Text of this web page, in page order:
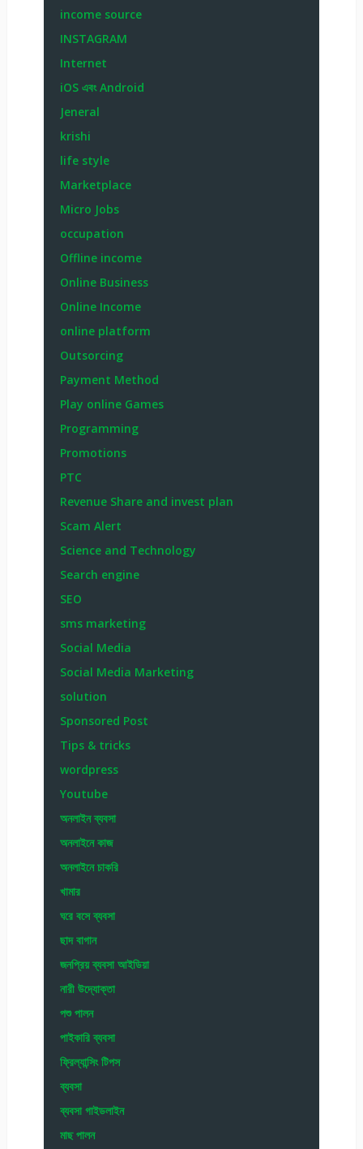
income source
INSTAGRAM
Internet
iOS এবং Android
Jeneral
krishi
life style
Marketplace
Micro Jobs
occupation
Offline income
Online Business
Online Income
online platform
Outsorcing
Payment Method
Play online Games
Programming
Promotions
PTC
Revenue Share and invest plan
Scam Alert
Science and Technology
Search engine
SEO
sms marketing
Social Media
Social Media Marketing
solution
Sponsored Post
Tips & tricks
wordpress
Youtube
অনলাইন ব্যবসা
অনলাইনে কাজ
অনলাইনে চাকরি
খামার
ঘরে বসে ব্যবসা
ছাদ বাগান
জনপ্রিয় ব্যবসা আইডিয়া
নারী উদ্যোক্তা
পশু পালন
পাইকারি ব্যবসা
ফ্রিল্যান্সিং টিপস
ব্যবসা
ব্যবসা গাইডলাইন
মাছ পালন